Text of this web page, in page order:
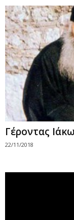
Γέροντας
22/11/2018